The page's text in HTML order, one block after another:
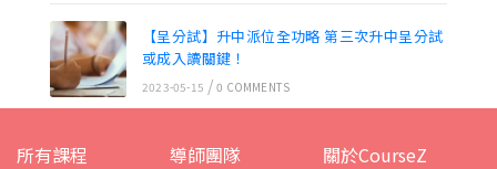
【呈分試】升中派位全功略 第三次升中呈分試
或成入讀關鍵！
2023-05-15 / 0 COMMENTS
所有課程
導師團隊
關於CourseZ